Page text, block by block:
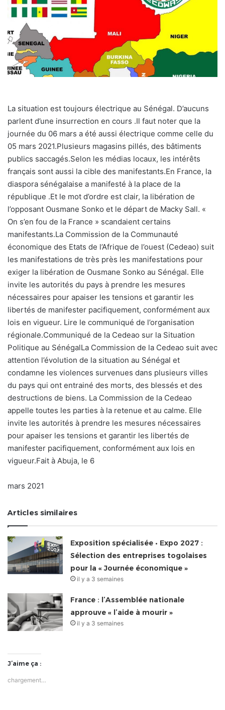
La situation est toujours électrique au Sénégal. D’aucuns
parlent d’une insurrection en cours .Il faut noter que la
journée du 06 mars a été aussi électrique comme celle du
05 mars 2021.Plusieurs magasins pillés, des bâtiments
publics saccagés.Selon les médias locaux, les intérêts
français sont aussi la cible des manifestants.En France, la
diaspora sénégalaise a manifesté à la place de la
république .Et le mot d’ordre est clair, la libération de
l’opposant Ousmane Sonko et le départ de Macky Sall. «
On s’en fou de la France » scandaient certains
manifestants.La Commission de la Communauté
économique des Etats de l’Afrique de l’ouest (Cedeao) suit
les manifestations de très près les manifestations pour
exiger la libération de Ousmane Sonko au Sénégal. Elle
invite les autorités du pays à prendre les mesures
nécessaires pour apaiser les tensions et garantir les
libertés de manifester pacifiquement, conformément aux
lois en vigueur. Lire le communiqué de l’organisation
régionale.Communiqué de la Cedeao sur la Situation
Politique au SénégalLa Commission de la Cedeao suit avec
attention l’évolution de la situation au Sénégal et
condamne les violences survenues dans plusieurs villes
du pays qui ont entrainé des morts, des blessés et des
destructions de biens. La Commission de la Cedeao
appelle toutes les parties à la retenue et au calme. Elle
invite les autorités à prendre les mesures nécessaires
pour apaiser les tensions et garantir les libertés de
manifester pacifiquement, conformément aux lois en
vigueur.Fait à Abuja, le 6
mars 2021
Articles similaires
Exposition spécialisée • Expo 2027 :
Sélection des entreprises togolaises
pour la « Journée économique »
il y a 3 semaines
France : l’Assemblée nationale
approuve « l’aide à mourir »
il y a 3 semaines
J’aime ça :
chargement…